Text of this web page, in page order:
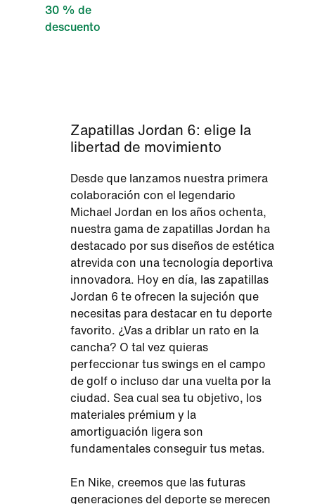
30 % de
descuento
Zapatillas Jordan 6: elige la
libertad de movimiento
Desde que lanzamos nuestra primera
colaboración con el legendario
Michael Jordan en los años ochenta,
nuestra gama de zapatillas Jordan ha
destacado por sus diseños de estética
atrevida con una tecnología deportiva
innovadora. Hoy en día, las zapatillas
Jordan 6 te ofrecen la sujeción que
necesitas para destacar en tu deporte
favorito. ¿Vas a driblar un rato en la
cancha? O tal vez quieras
perfeccionar tus swings en el campo
de golf o incluso dar una vuelta por la
ciudad. Sea cual sea tu objetivo, los
materiales prémium y la
amortiguación ligera son
fundamentales conseguir tus metas.
En Nike, creemos que las futuras
generaciones del deporte se merecen